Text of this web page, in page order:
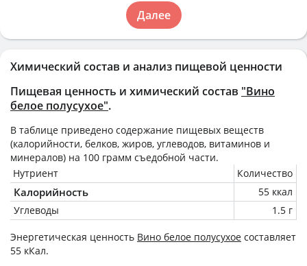
Химический состав и анализ пищевой ценности
Пищевая ценность и химический состав "Вино
белое полусухое".
В таблице приведено содержание пищевых веществ
(калорийности, белков, жиров, углеводов, витаминов и
минералов) на 100 грамм съедобной части.
Нутриент
Количество
Калорийность
55 ккал
Углеводы
1.5 г
Энергетическая ценность Вино белое полусухое составляет
55 кКал.
Далее